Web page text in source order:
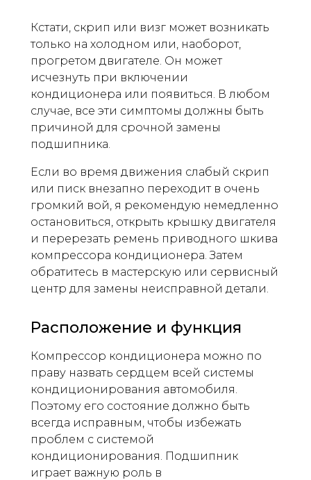
Кстати, скрип или визг может возникать
только на холодном или, наоборот,
прогретом двигателе. Он может
исчезнуть при включении
кондиционера или появиться. В любом
случае, все эти симптомы должны быть
причиной для срочной замены
подшипника.
Если во время движения слабый скрип
или писк внезапно переходит в очень
громкий вой, я рекомендую немедленно
остановиться, открыть крышку двигателя
и перерезать ремень приводного шкива
компрессора кондиционера. Затем
обратитесь в мастерскую или сервисный
центр для замены неисправной детали.
Расположение и функция
Компрессор кондиционера можно по
праву назвать сердцем всей системы
кондиционирования автомобиля.
Поэтому его состояние должно быть
всегда исправным, чтобы избежать
проблем с системой
кондиционирования. Подшипник
играет важную роль в